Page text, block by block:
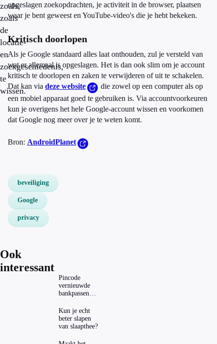
zoals,
zoals
de
locatie-
en
zoekgeschiedenis,
te
wissen.
opgeslagen zoekopdrachten, je activiteit in de browser, plaatsen
waar je bent geweest en YouTube-video's die je hebt bekeken.
Kritisch doorlopen
Als je Google standaard alles laat onthouden, zul je versteld van
wat er allemaal is opgeslagen. Het is dan ook slim om je account
kritisch te doorlopen en zaken te verwijderen of uit te schakelen.
Dat kan via deze website
die zowel op een computer als op
een mobiel apparaat goed te gebruiken is. Via accountvoorkeuren
kun je overigens het hele Google-account wissen en voorkomen
dat Google nog meer over je te weten komt.
Bron: AndroidPlanet
beveiliging
Google
privacy
Ook
interessant
Pincode
vernieuwde
bankpassen
ING-app: is dat
wel veilig?
Kun je echt
beter slapen
van slaapthee?